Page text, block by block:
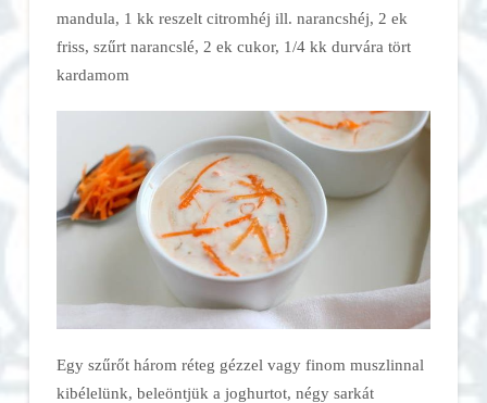
mandula, 1 kk reszelt citromhéj ill. narancshéj, 2 ek
friss, szűrt narancslé, 2 ek cukor, 1/4 kk durvára tört
kardamom
Egy szűrőt három réteg gézzel vagy finom muszlinnal
kibélelünk, beleöntjük a joghurtot, négy sarkát